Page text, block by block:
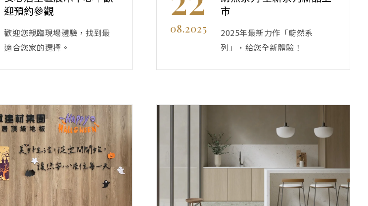
迎預約參觀
歡迎您親臨現場體驗，找到最
適合您家的選擇。
08.2025
市
2025年最新力作「蔚然系
列」，給您全新體驗！